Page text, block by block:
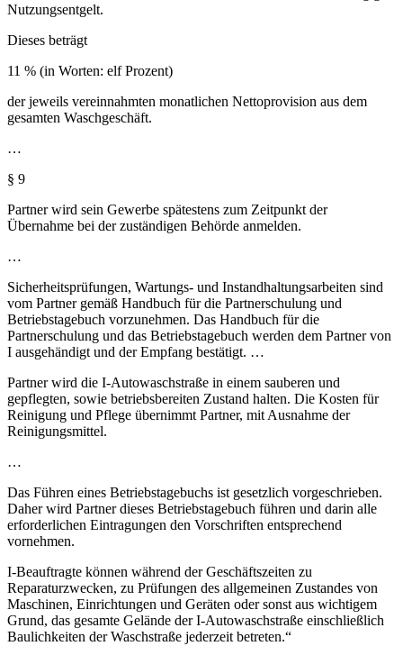
Nutzungsentgelt.
Dieses beträgt
11 % (in Worten: elf Prozent)
der jeweils vereinnahmten monatlichen Nettoprovision aus dem
gesamten Waschgeschäft.
…
§ 9
Partner wird sein Gewerbe spätestens zum Zeitpunkt der
Übernahme bei der zuständigen Behörde anmelden.
…
Sicherheitsprüfungen, Wartungs- und Instandhaltungsarbeiten sind
vom Partner gemäß Handbuch für die Partnerschulung und
Betriebstagebuch vorzunehmen. Das Handbuch für die
Partnerschulung und das Betriebstagebuch werden dem Partner von
I ausgehändigt und der Empfang bestätigt. …
Partner wird die I-Autowaschstraße in einem sauberen und
gepflegten, sowie betriebsbereiten Zustand halten. Die Kosten für
Reinigung und Pflege übernimmt Partner, mit Ausnahme der
Reinigungsmittel.
…
Das Führen eines Betriebstagebuchs ist gesetzlich vorgeschrieben.
Daher wird Partner dieses Betriebstagebuch führen und darin alle
erforderlichen Eintragungen den Vorschriften entsprechend
vornehmen.
I-Beauftragte können während der Geschäftszeiten zu
Reparaturzwecken, zu Prüfungen des allgemeinen Zustandes von
Maschinen, Einrichtungen und Geräten oder sonst aus wichtigem
Grund, das gesamte Gelände der I-Autowaschstraße einschließlich
Baulichkeiten der Waschstraße jederzeit betreten.“